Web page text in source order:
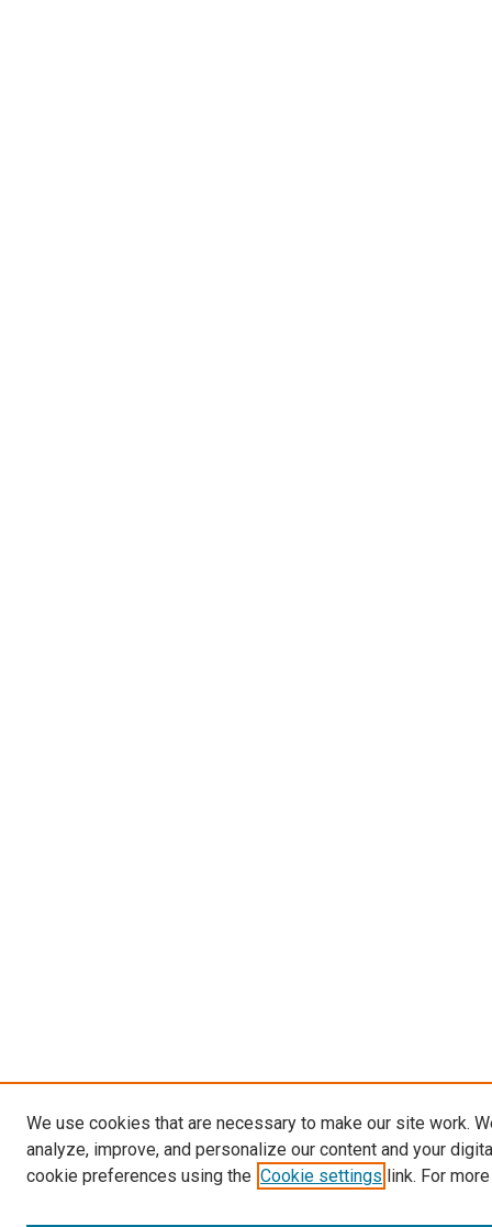
We use cookies that are necessary to make our site work.
analyze, improve, and personalize our content and your
cookie preferences using the Cookie settings link. For